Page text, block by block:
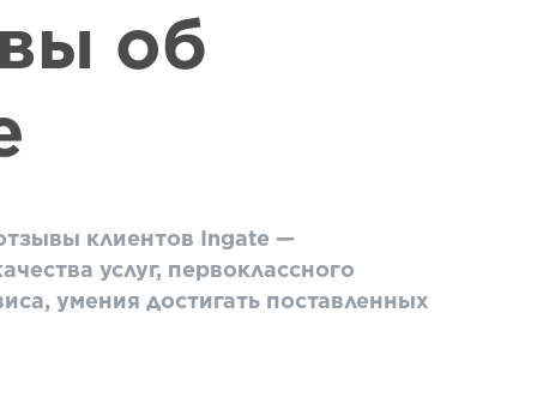
об
клиентов Ingate —
услуг, первоклассного
умения достигать поставленных